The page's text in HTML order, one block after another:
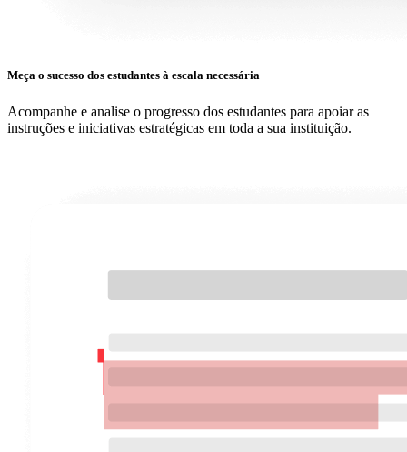
Meça o sucesso dos estudantes à escala necessária
Acompanhe e analise o progresso dos estudantes para apoiar as
instruções e iniciativas estratégicas em toda a sua instituição.